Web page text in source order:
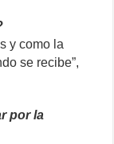
y como la
se recibe”,
por la